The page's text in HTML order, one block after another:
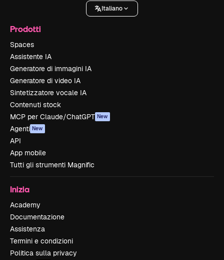
Italiano
Prodotti
Spaces
Assistente IA
Generatore di immagini IA
Generatore di video IA
Sintetizzatore vocale IA
Contenuti stock
MCP per Claude/ChatGPT New
Agenti New
API
App mobile
Tutti gli strumenti Magnific
Inizia
Academy
Documentazione
Assistenza
Termini e condizioni
Politica sulla privacy